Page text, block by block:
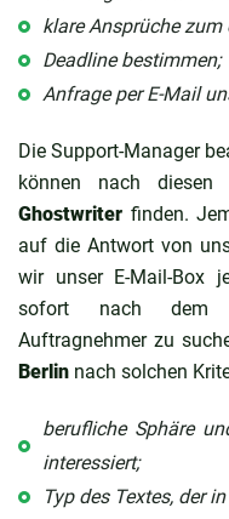
klare Ansprüche zum
Deadline bestimmen;
Anfrage per E-Mail
Die Support-Manager
können nach diesen
Ghostwriter finden.
auf die Antwort von
wir unser E-Mail-Box
sofort nach dem
Auftragnehmer zu
Berlin nach solchen
berufliche Sphäre
interessiert;
Typ des Textes, der